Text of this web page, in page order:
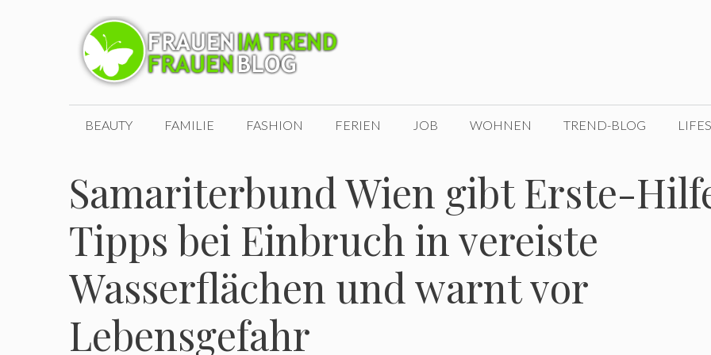
BEAUTY FAMILIE FASHION FERIEN JOB WOHNEN TREND-BLOG
Samariterbund Wien gibt Erste-
Tipps bei Einbruch in vereiste
Wasserflächen und warnt vor
Lebensgefahr